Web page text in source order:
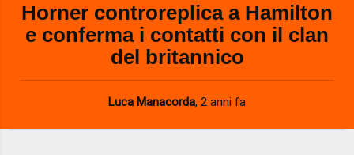
Horner controreplica a Hamilton
e conferma i contatti con il clan
del britannico
Luca Manacorda, 2 anni fa